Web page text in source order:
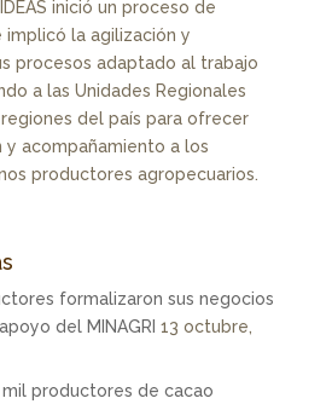
inició un proceso de
implicó la agilización y
procesos adaptado al trabajo
a las Unidades Regionales
del país para ofrecer
y acompañamiento a los
productores agropecuarios.
formalizaron sus negocios
del MINAGRI 13 octubre,
mil productores de cacao